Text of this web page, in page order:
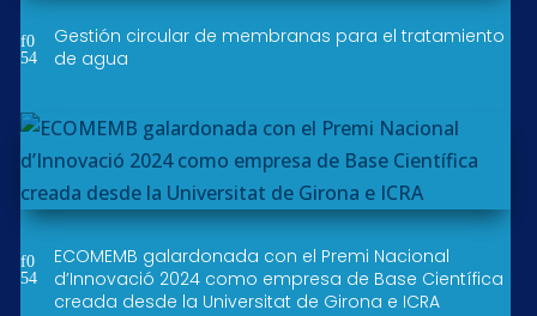
Gestión circular de membranas para el tratamiento
de agua
ECOMEMB galardonada con el Premi Nacional
d’Innovació 2024 como empresa de Base Científica
creada desde la Universitat de Girona e ICRA